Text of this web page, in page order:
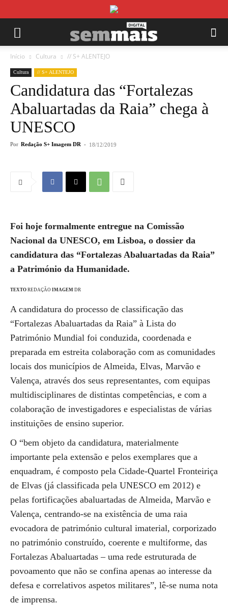
Início Cultura // S+ ALENTEJO
Cultura // S+ ALENTEJO
Candidatura das “Fortalezas
Abaluartadas da Raia” chega à
UNESCO
Por Redação S+ Imagem DR - 18/12/2019
Foi hoje formalmente entregue na Comissão
Nacional da UNESCO, em Lisboa, o dossier da
candidatura das “Fortalezas Abaluartadas da Raia”
a Património da Humanidade.
TEXTO REDAÇÃO IMAGEM DR
A candidatura do processo de classificação das
“Fortalezas Abaluartadas da Raia” à Lista do
Património Mundial foi conduzida, coordenada e
preparada em estreita colaboração com as comunidades
locais dos municípios de Almeida, Elvas, Marvão e
Valença, através dos seus representantes, com equipas
multidisciplinares de distintas competências, e com a
colaboração de investigadores e especialistas de várias
instituições de ensino superior.
O “bem objeto da candidatura, materialmente
importante pela extensão e pelos exemplares que a
enquadram, é composto pela Cidade-Quartel Fronteiriça
de Elvas (já classificada pela UNESCO em 2012) e
pelas fortificações abaluartadas de Almeida, Marvão e
Valença, centrando-se na existência de uma raia
evocadora de património cultural imaterial, corporizado
no património construído, coerente e multiforme, das
Fortalezas Abaluartadas – uma rede estruturada de
povoamento que não se confina apenas ao interesse da
defesa e correlativos aspetos militares”, lê-se numa nota
de imprensa.